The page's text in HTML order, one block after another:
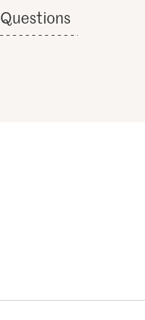
Questions